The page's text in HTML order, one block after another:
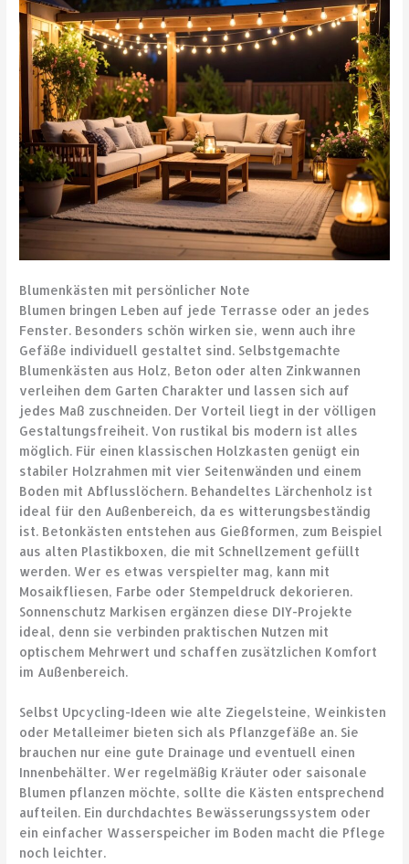
Blumenkästen mit persönlicher Note
Blumen bringen Leben auf jede Terrasse oder an jedes
Fenster. Besonders schön wirken sie, wenn auch ihre
Gefäße individuell gestaltet sind. Selbstgemachte
Blumenkästen aus Holz, Beton oder alten Zinkwannen
verleihen dem Garten Charakter und lassen sich auf
jedes Maß zuschneiden. Der Vorteil liegt in der völligen
Gestaltungsfreiheit. Von rustikal bis modern ist alles
möglich. Für einen klassischen Holzkasten genügt ein
stabiler Holzrahmen mit vier Seitenwänden und einem
Boden mit Abflusslöchern. Behandeltes Lärchenholz ist
ideal für den Außenbereich, da es witterungsbeständig
ist. Betonkästen entstehen aus Gießformen, zum Beispiel
aus alten Plastikboxen, die mit Schnellzement gefüllt
werden. Wer es etwas verspielter mag, kann mit
Mosaikfliesen, Farbe oder Stempeldruck dekorieren.
Sonnenschutz Markisen ergänzen diese DIY-Projekte
ideal, denn sie verbinden praktischen Nutzen mit
optischem Mehrwert und schaffen zusätzlichen Komfort
im Außenbereich.
Selbst Upcycling-Ideen wie alte Ziegelsteine, Weinkisten
oder Metalleimer bieten sich als Pflanzgefäße an. Sie
brauchen nur eine gute Drainage und eventuell einen
Innenbehälter. Wer regelmäßig Kräuter oder saisonale
Blumen pflanzen möchte, sollte die Kästen entsprechend
aufteilen. Ein durchdachtes Bewässerungssystem oder
ein einfacher Wasserspeicher im Boden macht die Pflege
noch leichter.